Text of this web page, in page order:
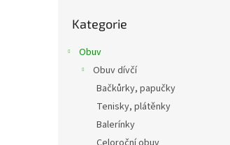
kategorie
Kategorie
Obuv
Obuv dívčí
Bačkůrky, papučky
Tenisky, plátěnky
Balerínky